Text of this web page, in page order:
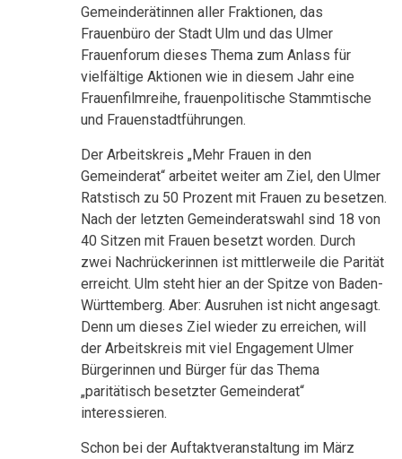
Gemeinderätinnen aller Fraktionen, das
Frauenbüro der Stadt Ulm und das Ulmer
Frauenforum dieses Thema zum Anlass für
vielfältige Aktionen wie in diesem Jahr eine
Frauenfilmreihe, frauenpolitische Stammtische
und Frauenstadtführungen.
Der Arbeitskreis „Mehr Frauen in den
Gemeinderat“ arbeitet weiter am Ziel, den Ulmer
Ratstisch zu 50 Prozent mit Frauen zu besetzen.
Nach der letzten Gemeinderatswahl sind 18 von
40 Sitzen mit Frauen besetzt worden. Durch
zwei Nachrückerinnen ist mittlerweile die Parität
erreicht. Ulm steht hier an der Spitze von Baden-
Württemberg. Aber: Ausruhen ist nicht angesagt.
Denn um dieses Ziel wieder zu erreichen, will
der Arbeitskreis mit viel Engagement Ulmer
Bürgerinnen und Bürger für das Thema
„paritätisch besetzter Gemeinderat“
interessieren.
Schon bei der Auftaktveranstaltung im März